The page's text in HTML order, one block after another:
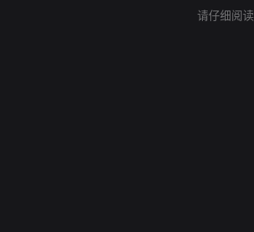
请仔细阅读